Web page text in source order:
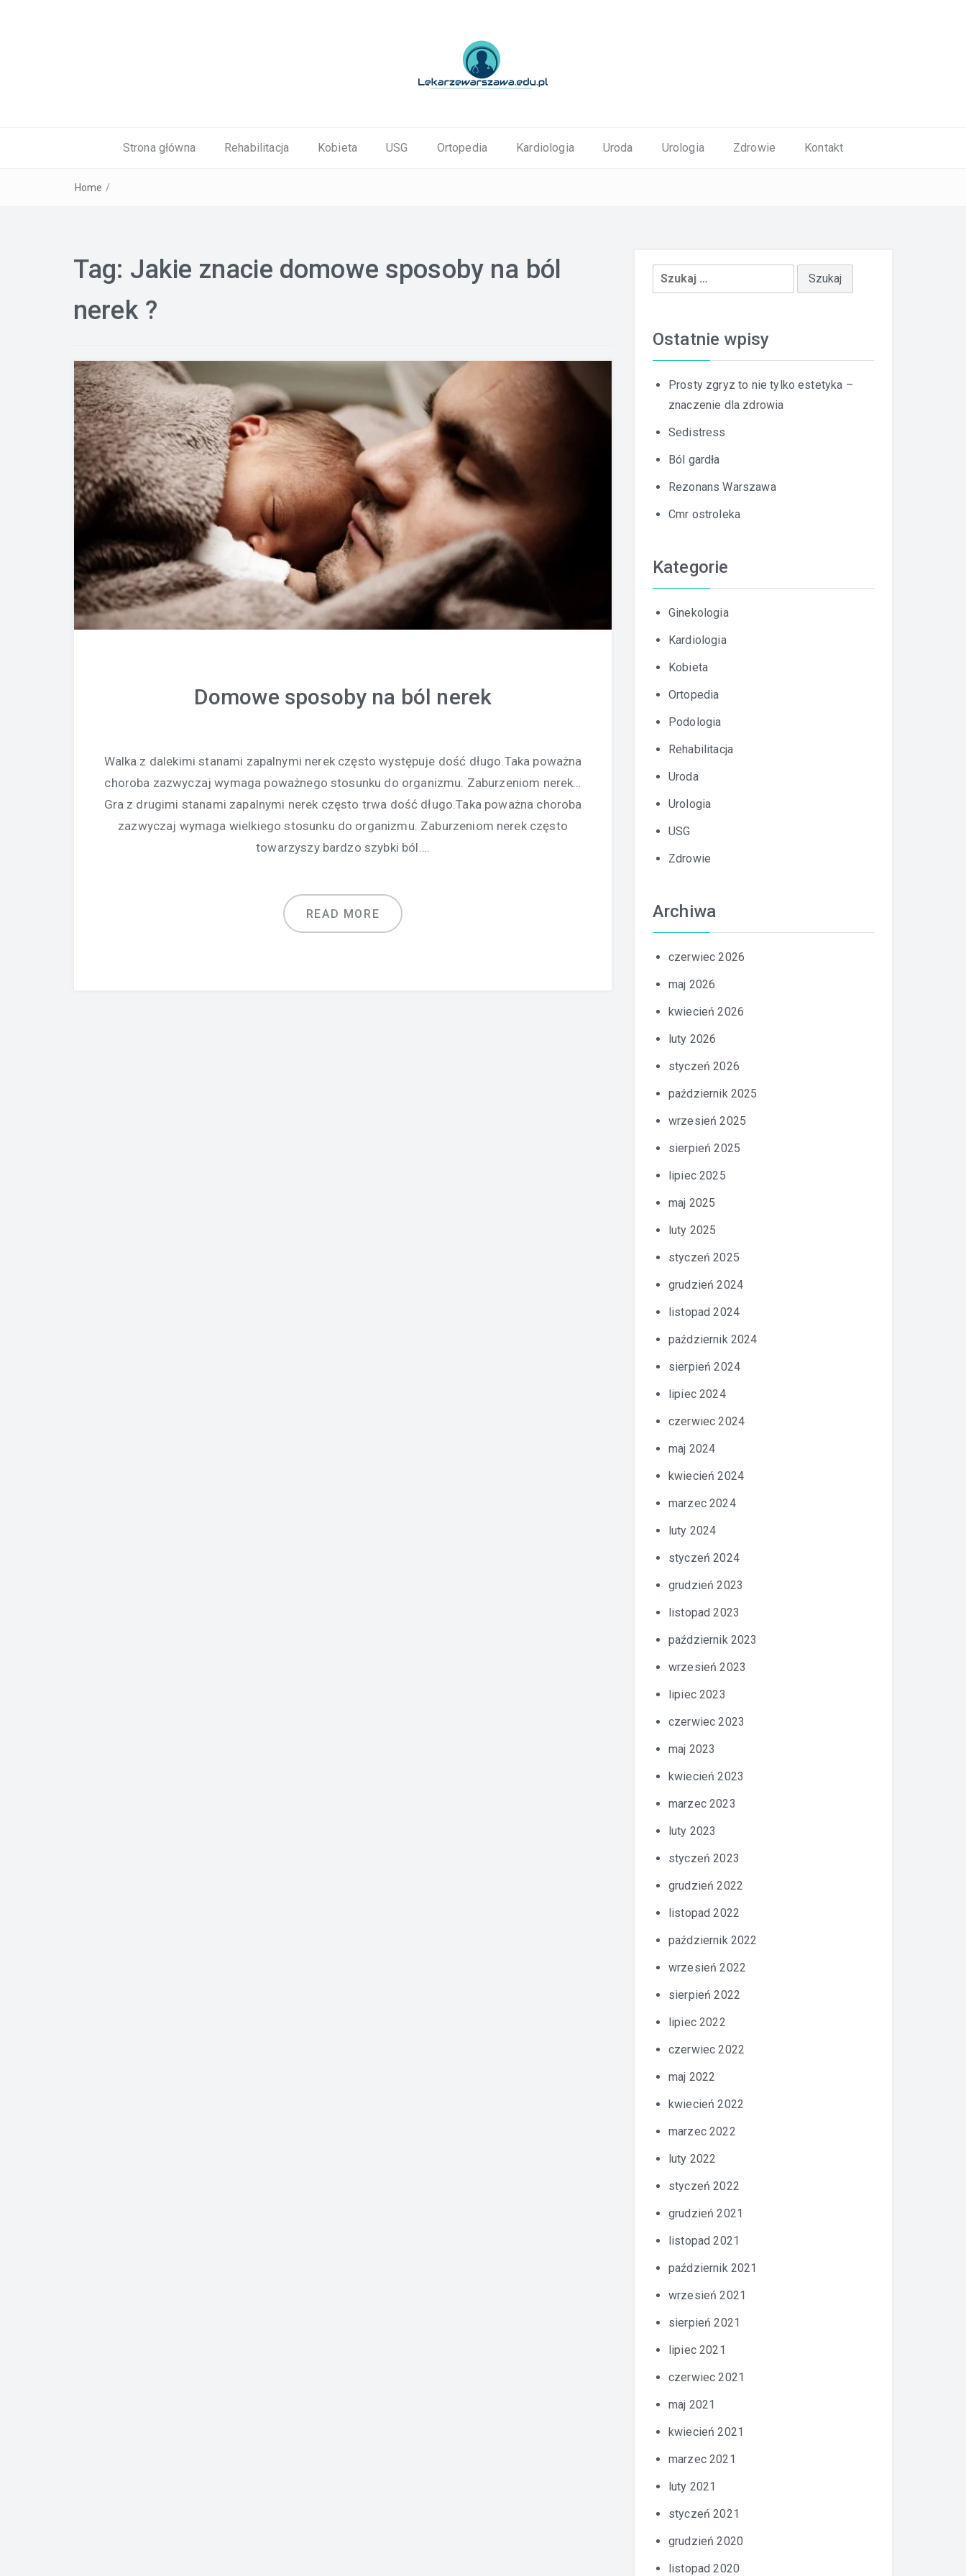
Strona główna Rehabilitacja Kobieta USG Ortopedia Kardiologia Uroda Urologia Zdrowie Kontakt
Home /
Tag: Jakie znacie domowe sposoby na ból
nerek ?
Domowe sposoby na ból nerek
Walka z dalekimi stanami zapalnymi nerek często występuje dość długo.Taka poważna
choroba zazwyczaj wymaga poważnego stosunku do organizmu. Zaburzeniom nerek…
Gra z drugimi stanami zapalnymi nerek często trwa dość długo.Taka poważna choroba
zazwyczaj wymaga wielkiego stosunku do organizmu. Zaburzeniom nerek często
towarzyszy bardzo szybki ból….
READ MORE
Szukaj:
Ostatnie wpisy
Prosty zgryz to nie tylko estetyka –
znaczenie dla zdrowia
Sedistress
Ból gardła
Rezonans Warszawa
Cmr ostroleka
Kategorie
Ginekologia
Kardiologia
Kobieta
Ortopedia
Podologia
Rehabilitacja
Uroda
Urologia
USG
Zdrowie
Archiwa
czerwiec 2026
maj 2026
kwiecień 2026
luty 2026
styczeń 2026
październik 2025
wrzesień 2025
sierpień 2025
lipiec 2025
maj 2025
luty 2025
styczeń 2025
grudzień 2024
listopad 2024
październik 2024
sierpień 2024
lipiec 2024
czerwiec 2024
maj 2024
kwiecień 2024
marzec 2024
luty 2024
styczeń 2024
grudzień 2023
listopad 2023
październik 2023
wrzesień 2023
lipiec 2023
czerwiec 2023
maj 2023
kwiecień 2023
marzec 2023
luty 2023
styczeń 2023
grudzień 2022
listopad 2022
październik 2022
wrzesień 2022
sierpień 2022
lipiec 2022
czerwiec 2022
maj 2022
kwiecień 2022
marzec 2022
luty 2022
styczeń 2022
grudzień 2021
listopad 2021
październik 2021
wrzesień 2021
sierpień 2021
lipiec 2021
czerwiec 2021
maj 2021
kwiecień 2021
marzec 2021
luty 2021
styczeń 2021
grudzień 2020
listopad 2020